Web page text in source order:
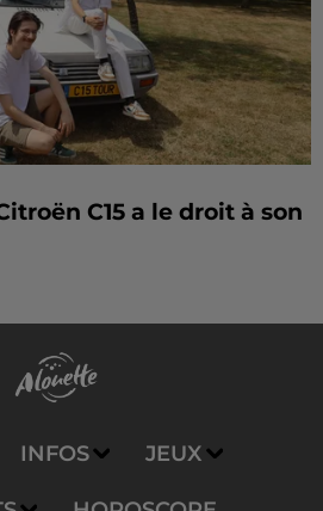
C15 a le droit à son
INFOS JEUX